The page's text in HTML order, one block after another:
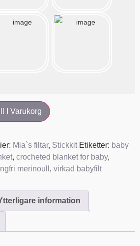
I Varukorg
Mia`s filtar, Stickkit Etiketter: baby
, crocheted blanket for baby,
merinoull , virkad babyfilt
information